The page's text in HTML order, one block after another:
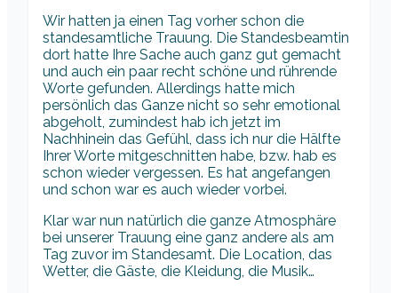
Wir hatten ja einen Tag vorher schon die
standesamtliche Trauung. Die Standesbeamtin
dort hatte Ihre Sache auch ganz gut gemacht
und auch ein paar recht schöne und rührende
Worte gefunden. Allerdings hatte mich
persönlich das Ganze nicht so sehr emotional
abgeholt, zumindest hab ich jetzt im
Nachhinein das Gefühl, dass ich nur die Hälfte
Ihrer Worte mitgeschnitten habe, bzw. hab es
schon wieder vergessen. Es hat angefangen
und schon war es auch wieder vorbei.
Klar war nun natürlich die ganze Atmosphäre
bei unserer Trauung eine ganz andere als am
Tag zuvor im Standesamt. Die Location, das
Wetter, die Gäste, die Kleidung, die Musik…